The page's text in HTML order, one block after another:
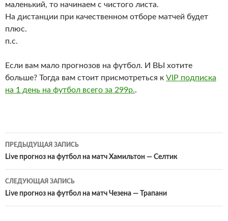
маленький, то начинаем с чистого листа.
На дистанции при качественном отборе матчей будет
плюс.
п.с.
Если вам мало прогнозов на футбол. И ВЫ хотите
больше? Тогда вам стоит присмотреться к VIP подписка
на 1 день на футбол всего за 299р..
Навигация
по
записям
ПРЕДЫДУЩАЯ ЗАПИСЬ
Live прогноз на футбол на матч Хамильтон — Селтик
СЛЕДУЮЩАЯ ЗАПИСЬ
Live прогноз на футбол на матч Чезена — Трапани